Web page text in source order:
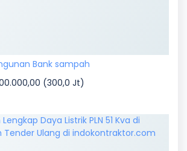
Bank sampah
(300,0 Jt)